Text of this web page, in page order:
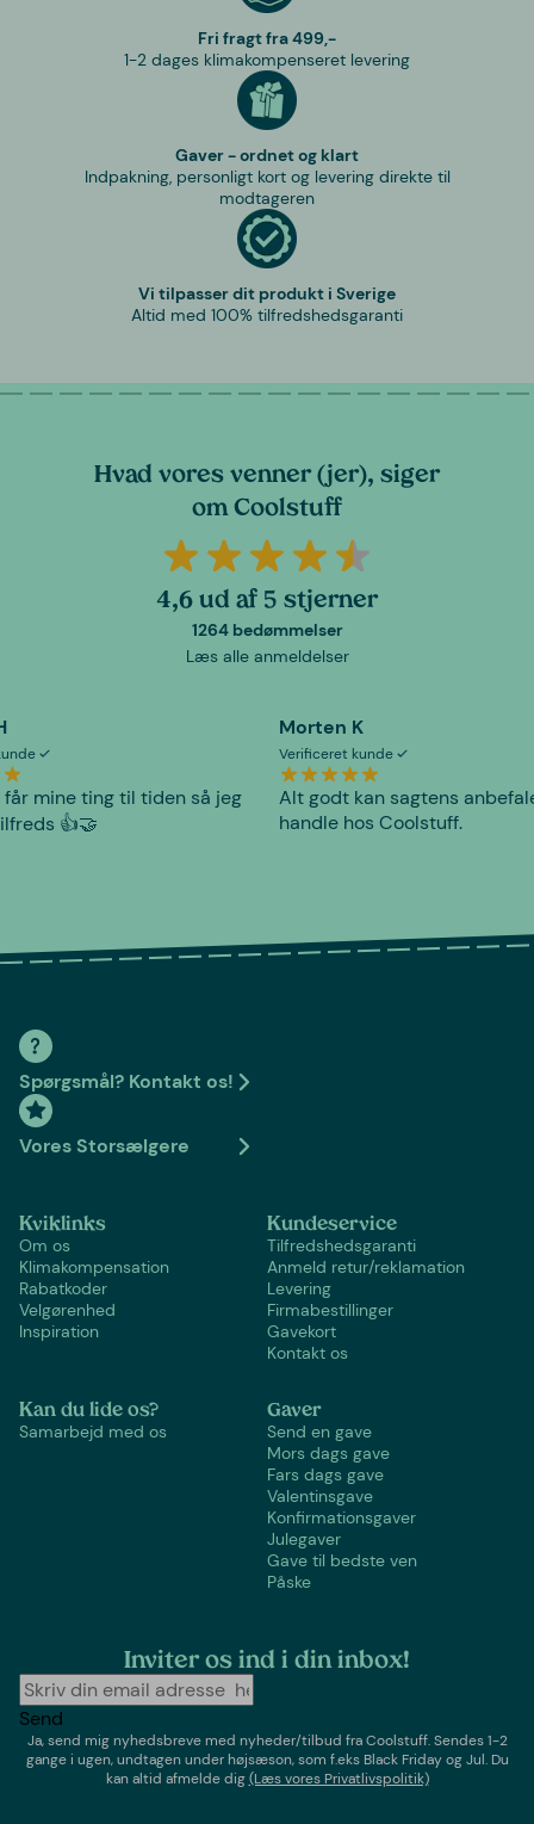
Fri fragt fra 499,-
1-2 dages klimakompenseret levering
Gaver - ordnet og klart
Indpakning, personligt kort og levering direkte til
modtageren
Vi tilpasser dit produkt i Sverige
Altid med 100% tilfredshedsgaranti
Hvad vores venner (jer), siger
om Coolstuff
4,6 ud af 5 stjerner
1264 bedømmelser
Læs alle anmeldelser
får mine ting til tiden så jeg
👍🤝
Morten K
Verificeret kunde
Alt godt kan sagtens
handle hos Coolstuff.
Spørgsmål? Kontakt os!
Vores Storsælgere
Kviklinks
Om os
Klimakompensation
Rabatkoder
Velgørenhed
Inspiration
Kundeservice
Tilfredshedsgaranti
Anmeld retur/reklamation
Levering
Firmabestillinger
Gavekort
Kontakt os
Kan du lide os?
Samarbejd med os
Gaver
Send en gave
Mors dags gave
Fars dags gave
Valentinsgave
Konfirmationsgaver
Julegaver
Gave til bedste ven
Påske
Inviter os ind i din inbox!
Send
Ja, send mig nyhedsbreve med nyheder/tilbud fraCoolstuff. Sendes 1-2
gange i ugen,undtagen under højsæson, som f.eks Black Friday og Jul. Du
kan altid afmelde dig(Læs vores Privatlivspolitik)